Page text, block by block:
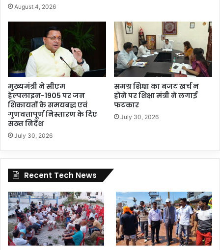
August 4, 2026
मुख्यमंत्री ने सीएम
हेल्पलाइन-1905 पर जन
शिकायतों के समयबद्ध एवं
गुणवत्तापूर्ण निस्तारण के दिए
सख्त निर्देश
July 30, 2026
समग्र शिक्षा का बजट खर्च न
होने पर शिक्षा मंत्री ने लगाई
फटकार
July 30, 2026
Recent Tech News